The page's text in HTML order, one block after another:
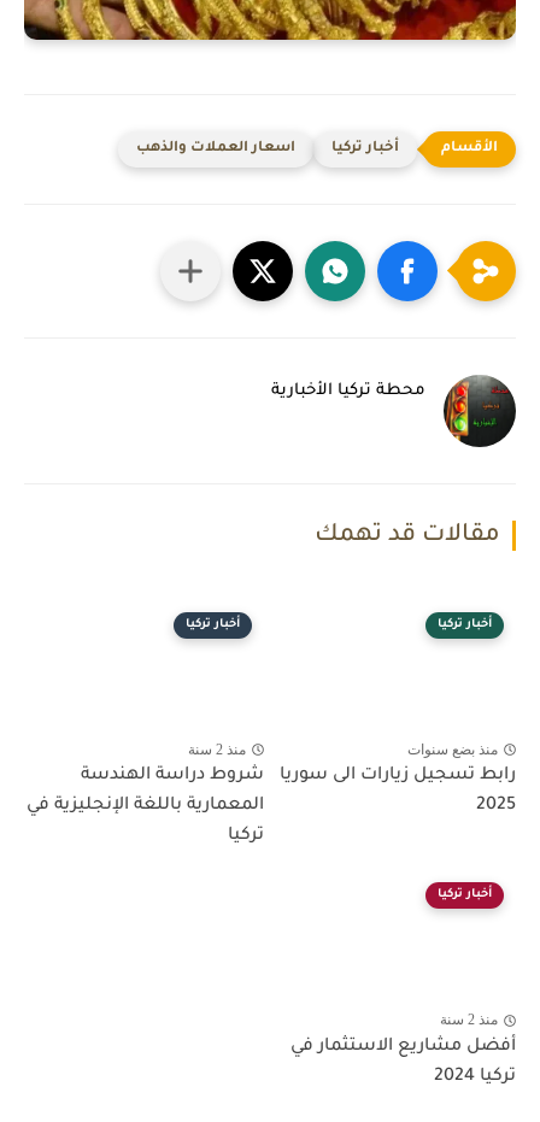
أخبار تركيا اسعار العملات والذهب
محطة تركيا الأخبارية
مقالات قد تهمك
أخبار تركيا
منذ بضع سنوات
رابط تسجيل زيارات الى سوريا
2025
أخبار تركيا
منذ 2 سنة
شروط دراسة الهندسة
المعمارية باللغة الإنجليزية في
تركيا
أخبار تركيا
منذ 2 سنة
أفضل مشاريع الاستثمار في
تركيا 2024